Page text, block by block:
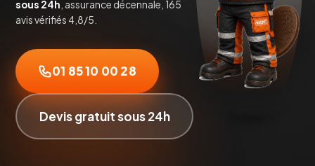
sous 24h , assurance décennale, 165
avis vérifiés 4,8/5.
01 85 10 00 28
Devis gratuit sous 24h